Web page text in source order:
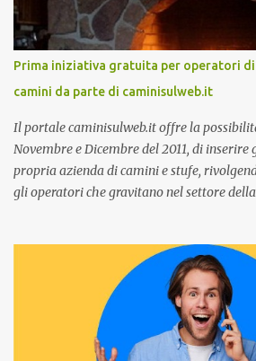
Customer care omnicanale: come
clienti ”. I punti che verranno affrontati
stato dell’arte e i punti di miglioramento,
comunicazione e quali utilizzare in ottica
previsioni da oggi al 2030 su come
c...
Prima iniziativa gratuita per operatori
camini da parte di caminisulweb.it
Il portale caminisulweb.it offre la
Novembre e Dicembre del 2011, di
propria azienda di camini e stufe,
gli operatori che gravitano nel settore
impianti di riscaldamento, stufe e camini,
offre la registrazione gratuita a vantaggio
operanti nel settore. E’ possibile infatti
gratuitamente i propri dati aziendali,
(che verrà corretta, migliorata e modificata